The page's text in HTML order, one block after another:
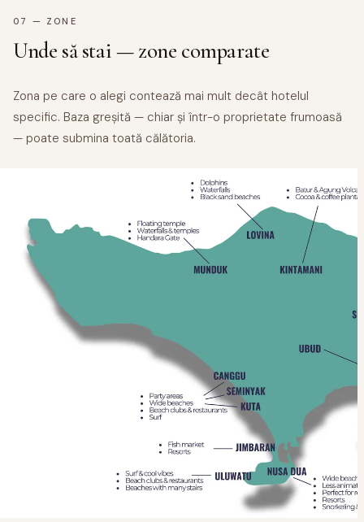
07 — ZONE
Unde să stai — zone comparate
Zona pe care o alegi contează mai mult decât hotelul
specific. Baza greșită — chiar și într-o proprietate frumoasă
— poate submina toată călătoria.